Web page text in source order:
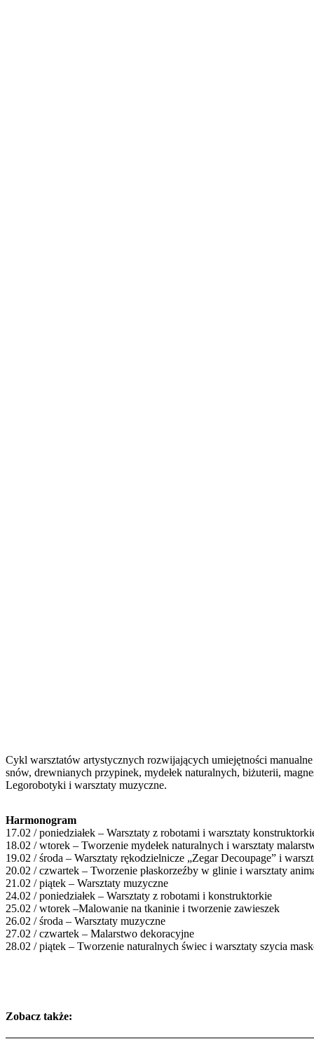
Cykl warsztatów artystycznych rozwijających umiejętności
snów, drewnianych przypinek, mydełek naturalnych, biżuterii,
Legorobotyki i warsztaty muzyczne.
Harmonogram
17.02 / poniedziałek – Warsztaty z robotami i warsztaty
18.02 / wtorek – Tworzenie mydełek naturalnych i warsztaty
19.02 / środa – Warsztaty rękodzielnicze „Zegar Decoupage” i
20.02 / czwartek – Tworzenie płaskorzeźby w glinie i warsztaty
21.02 / piątek – Warsztaty muzyczne
24.02 / poniedziałek – Warsztaty z robotami i konstruktorkie
25.02 / wtorek –Malowanie na tkaninie i tworzenie zawieszek
26.02 / środa – Warsztaty muzyczne
27.02 / czwartek – Malarstwo dekoracyjne
28.02 / piątek – Tworzenie naturalnych świec i warsztaty szycia
Zobacz także: